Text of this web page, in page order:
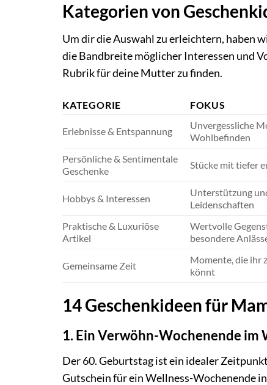
Kategorien von
Um dir die Auswahl zu erleichtern, haben
die Bandbreite möglicher Interessen und
Rubrik für deine Mutter zu finden.
KATEGORIE FOKUS
Erlebnisse & Entspannung
Unvergessliche
Wohlbefinden
Persönliche & Sentimentale
Geschenke
Stücke mit tiefer
Hobbys & Interessen
Unterstützung
Leidenschaften
Praktische & Luxuriöse
Artikel
Wertvolle
besondere
Gemeinsame Zeit
Momente, die ihr
könnt
14 Geschenkideen für
1. Ein Verwöhn-Wochenende im
Der 60. Geburtstag ist ein idealer
Gutschein für ein Wellness-Wochenende